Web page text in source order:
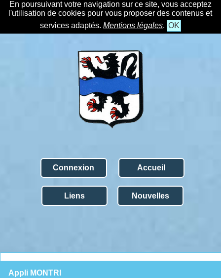
En poursuivant votre navigation sur ce site, vous acceptez
l'utilisation de cookies pour vous proposer des contenus et
services adaptés. Mentions légales. OK
Connexion Accueil
Liens Nouvelles
Appli MONTRI